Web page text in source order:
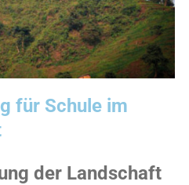
für Schule im
der Landschaft